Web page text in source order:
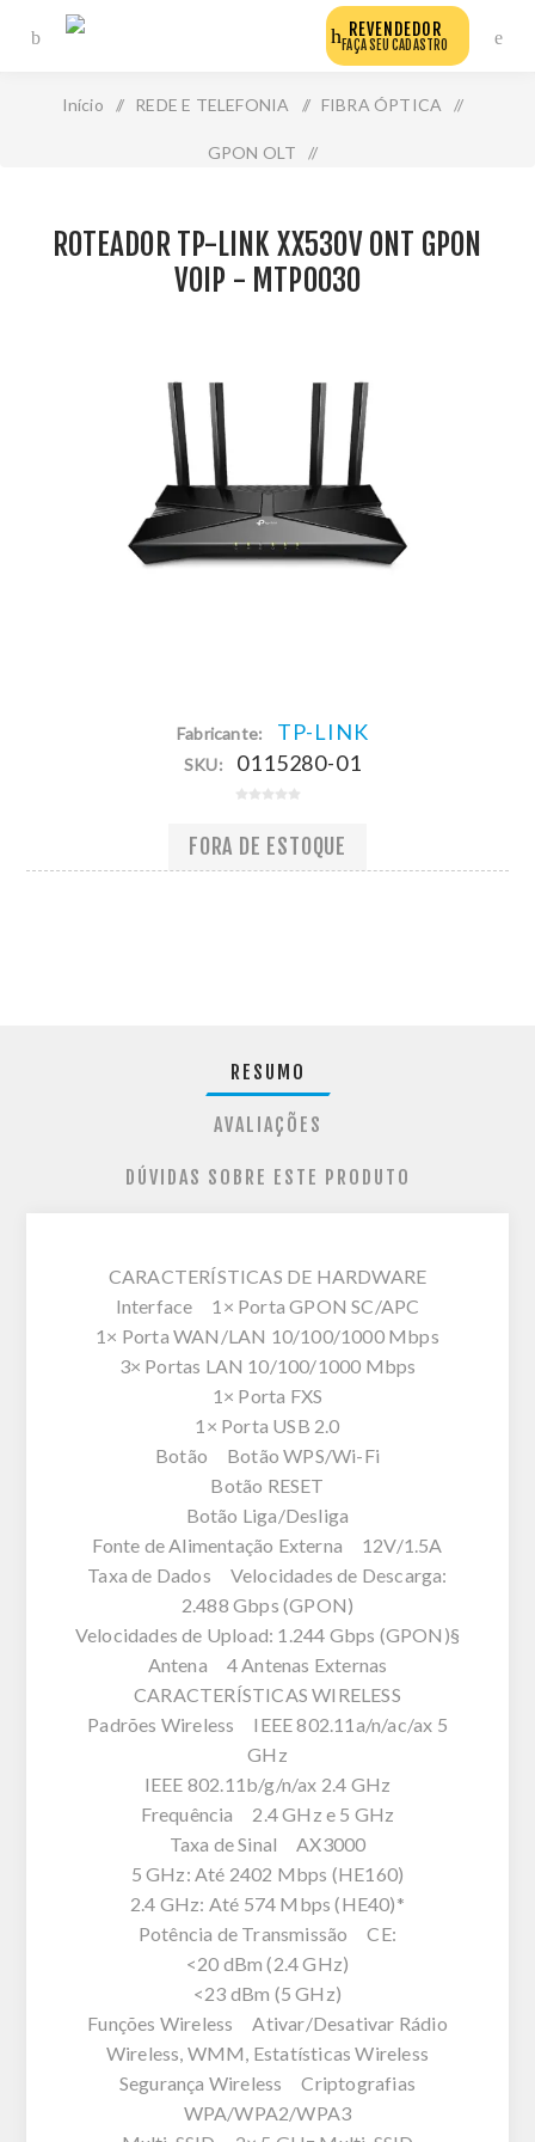
REVENDEDOR
FAÇA SEU CADASTRO
Início / REDE E TELEFONIA / FIBRA ÓPTICA /
GPON OLT /
ROTEADOR TP-LINK XX530V ONT GPON
VOIP - MTP0030
Fabricante: TP-LINK
SKU: 0115280-01
FORA DE ESTOQUE
RESUMO
AVALIAÇÕES
DÚVIDAS SOBRE ESTE PRODUTO
CARACTERÍSTICAS DE HARDWARE
Interface 1× Porta GPON SC/APC
1× Porta WAN/LAN 10/100/1000 Mbps
3× Portas LAN 10/100/1000 Mbps
1× Porta FXS
1× Porta USB 2.0
Botão Botão WPS/Wi-Fi
Botão RESET
Botão Liga/Desliga
Fonte de Alimentação Externa 12V/1.5A
Taxa de Dados Velocidades de Descarga:
2.488 Gbps (GPON)
Velocidades de Upload: 1.244 Gbps (GPON)§
Antena 4 Antenas Externas
CARACTERÍSTICAS WIRELESS
Padrões Wireless IEEE 802.11a/n/ac/ax 5
GHz
IEEE 802.11b/g/n/ax 2.4 GHz
Frequência 2.4 GHz e 5 GHz
Taxa de Sinal AX3000
5 GHz: Até 2402 Mbps (HE160)
2.4 GHz: Até 574 Mbps (HE40)*
Potência de Transmissão CE:
<20 dBm (2.4 GHz)
<23 dBm (5 GHz)
Funções Wireless Ativar/Desativar Rádio
Wireless, WMM, Estatísticas Wireless
Segurança Wireless Criptografias
WPA/WPA2/WPA3